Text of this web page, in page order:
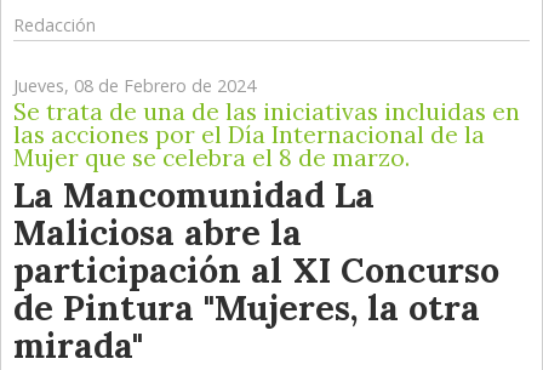
Redacción
Jueves, 08 de Febrero de 2024
Se trata de una de las iniciativas incluidas en
las acciones por el Día Internacional de la
Mujer que se celebra el 8 de marzo.
La Mancomunidad La
Maliciosa abre la
participación al XI Concurso
de Pintura "Mujeres, la otra
mirada"